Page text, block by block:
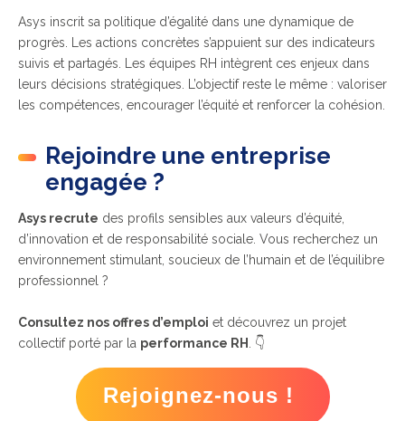
Asys inscrit sa politique d’égalité dans une dynamique de
progrès. Les actions concrètes s’appuient sur des indicateurs
suivis et partagés. Les équipes RH intègrent ces enjeux dans
leurs décisions stratégiques. L’objectif reste le même : valoriser
les compétences, encourager l’équité et renforcer la cohésion.
Rejoindre une entreprise
engagée ?
Asys recrute des profils sensibles aux valeurs d’équité,
d’innovation et de responsabilité sociale. Vous recherchez un
environnement stimulant, soucieux de l’humain et de l’équilibre
professionnel ?
Consultez nos offres d’emploi et découvrez un projet
collectif porté par la performance RH . 👇
Rejoignez-nous !